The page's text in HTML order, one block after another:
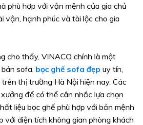
phù hợp với vận mệnh của gia chủ
vận, hạnh phúc và tài lộc cho gia
cho thấy, VINACO chính là một
sofa, bọc ghế sofa đẹp uy tín,
thị trường Hà Nội hiện nay. Các
để có thể cân nhắc lựa chọn
liệu bọc ghế phù hợp với bản mệnh
với diện tích không gian phòng khách